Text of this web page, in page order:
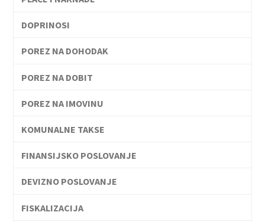
DOPRINOSI
POREZ NA DOHODAK
POREZ NA DOBIT
POREZ NA IMOVINU
KOMUNALNE TAKSE
FINANSIJSKO POSLOVANJE
DEVIZNO POSLOVANJE
FISKALIZACIJA